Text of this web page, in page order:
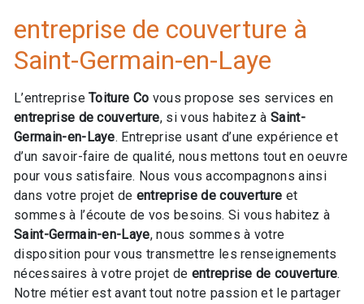
entreprise de couverture à
Saint-Germain-en-Laye
L’entrepriseToiture Co vous propose ses services en
entreprise de couverture, si vous habitez àSaint-
Germain-en-Laye. Entreprise usant d’une expérience et
d’un savoir-faire de qualité, nous mettons tout en oeuvre
pour vous satisfaire. Nous vous accompagnons ainsi
dans votre projet de entreprise de couverture et
sommes à l’écoute de vos besoins. Si vous habitez à
Saint-Germain-en-Laye, nous sommes à votre
disposition pour vous transmettre les renseignements
nécessaires à votre projet de entreprise de couverture.
Notre métier est avant tout notre passion et le partager